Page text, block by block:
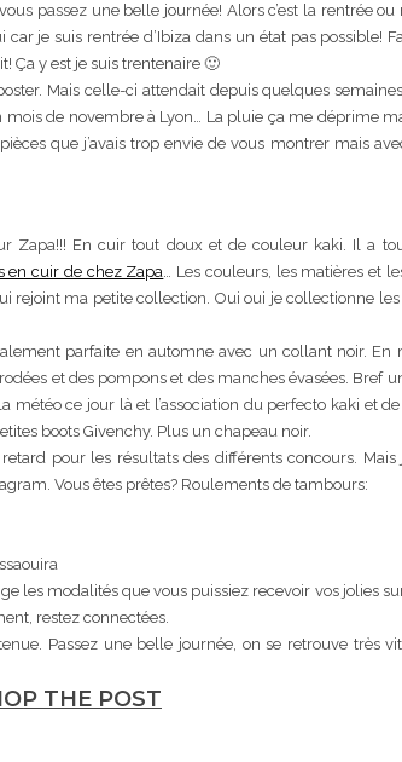
passez une belle journée! Alors c’est la rentrée ou
je suis rentrée d’Ibiza dans un état pas possible!
Ça y est je suis trentenaire 🙂
Mais celle-ci attendait depuis quelques
de novembre à Lyon… La pluie ça me déprime
que j’avais trop envie de vous montrer mais
Zapa!!! En cuir tout doux et de couleur kaki. Il a
en cuir de chez Zapa… Les couleurs, les matières et
rejoint ma petite collection. Oui oui je collectionne les
parfaite en automne avec un collant noir. En
et des pompons et des manches évasées. Bref
météo ce jour là et l’association du perfecto kaki et
boots Givenchy. Plus un chapeau noir.
pour les résultats des différents concours. Mais
Vous êtes prêtes? Roulements de tambours:
les modalités que vous puissiez recevoir vos jolies
restez connectées.
Passez une belle journée, on se retrouve très
THE POST
Ça va
Desjeuneur Lyon: La